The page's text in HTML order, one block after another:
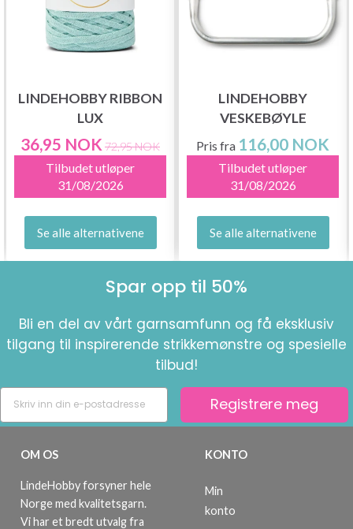
LINDEHOBBY RIBBON
LUX
36,95 NOK 72,95 NOK
Tilbudet utløper
31/08/2026
Se alle alternativene
LINDEHOBBY
VESKEBØYLE
Pris fra 116,00 NOK
Tilbudet utløper
31/08/2026
Se alle alternativene
Spar opp til 50%
Bli en del av vårt garnsamfunn og få eksklusiv
tilgang til inspirerende strikkemønstre og spesielle
tilbud!
Registrere meg
OM OS
LindeHobby forsyner hele
Norge med kvalitetsgarn.
Vi har et bredt utvalg fra
KONTO
Min
konto